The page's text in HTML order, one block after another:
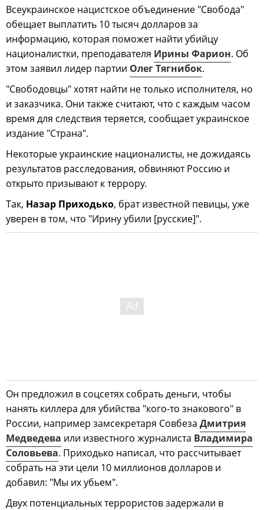
Всеукраинское нацистское объединение "Свобода"
обещает выплатить 10 тысяч долларов за
информацию, которая поможет найти убийцу
националистки, преподавателя Ирины Фарион. Об
этом заявил лидер партии ОлегТягнибок.
"Свободовцы" хотят найти не только исполнителя, но
и заказчика. Они также считают, что с каждым часом
время для следствия теряется, сообщает украинское
издание "Страна".
Некоторые украинские националисты, не дожидаясь
результатов расследования, обвиняют Россию и
открыто призывают к террору.
Так, Назар Приходько, брат известной певицы, уже
уверен в том, что "Ирину убили [русские]".
Он предложил в соцсетях собрать деньги, чтобы
нанять киллера для убийства "кого-то знакового" в
России, например замсекретаря Совбеза Дмитрия
Медведева или известного журналиста Владимира
Соловьева. Приходько написал, что рассчитывает
собрать на эти цели 10 миллионов долларов и
добавил: "Мы их убьем".
Двух потенциальных террористов задержали в